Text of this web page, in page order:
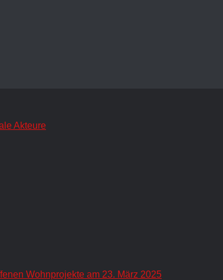
Akteure
Wohnprojekte am 23. März 2025